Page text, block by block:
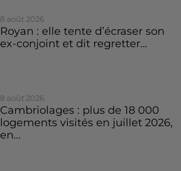
8 août 2026
Royan : elle tente d’écraser son
ex-conjoint et dit regretter...
8 août 2026
Cambriolages : plus de 18 000
logements visités en juillet 2026,
en...